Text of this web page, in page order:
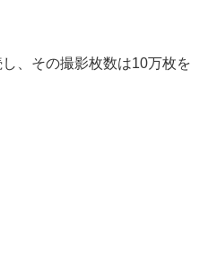
、その撮影枚数は10万枚を